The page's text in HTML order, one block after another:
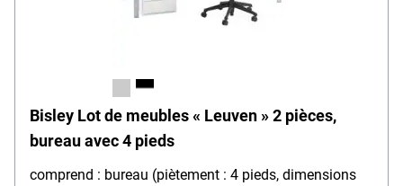
Bisley Lot de meubles « Leuven » 2 pièces,
bureau avec 4 pieds
comprend : bureau (piètement : 4 pieds, dimensions